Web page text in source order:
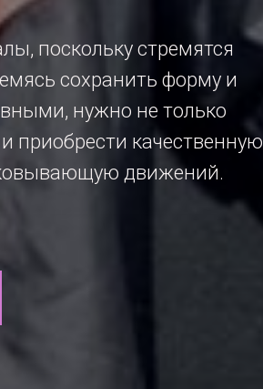
поскольку стремятся
сохранить форму и
нужно не только
приобрести качественную
движений.